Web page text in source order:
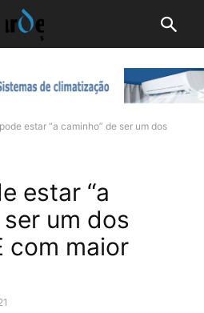
estar “a caminho” de ser um dos
estar “a
um dos
com maior